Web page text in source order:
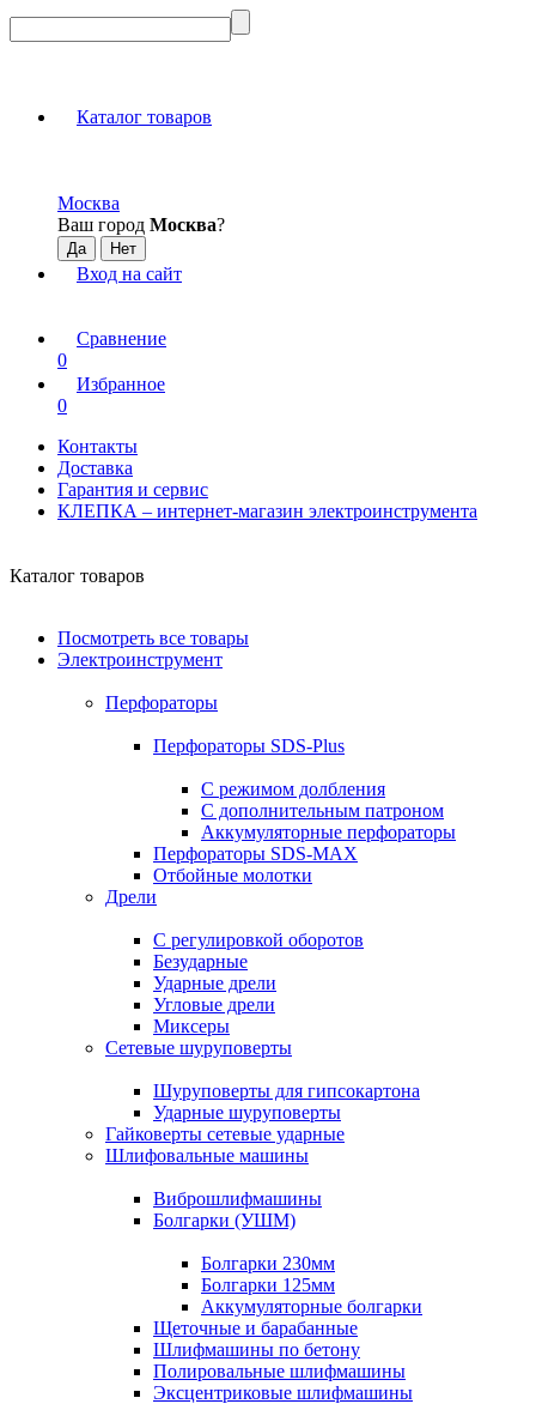
Каталог товаров
Москва
Ваш город Москва?
Вход на сайт
Сравнение
0
Избранное
0
Контакты
Доставка
Гарантия и сервис
КЛЕПКА – интернет-магазин электроинструмента
Каталог товаров
Посмотреть все товары
Электроинструмент
Перфораторы
Перфораторы SDS-Plus
С режимом долбления
С дополнительным патроном
Аккумуляторные перфораторы
Перфораторы SDS-MAX
Отбойные молотки
Дрели
С регулировкой оборотов
Безударные
Ударные дрели
Угловые дрели
Миксеры
Сетевые шуруповерты
Шуруповерты для гипсокартона
Ударные шуруповерты
Гайковерты сетевые ударные
Шлифовальные машины
Виброшлифмашины
Болгарки (УШМ)
Болгарки 230мм
Болгарки 125мм
Аккумуляторные болгарки
Щеточные и барабанные
Шлифмашины по бетону
Полировальные шлифмашины
Эксцентриковые шлифмашины